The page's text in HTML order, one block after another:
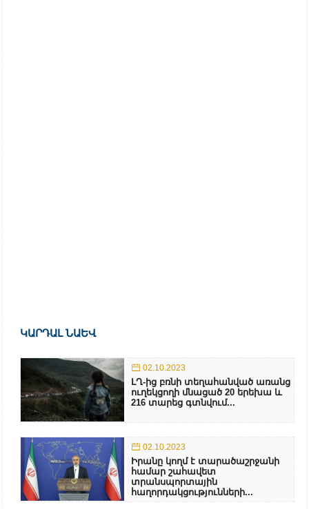
ԿԱՐԴԱԼ ՆԱԵՎ
02.10.2023
ԼՂ-ից բռնի տեղահանված առանց
ուղեկցողի մնացած 20 երեխա և
216 տարեց գտնվում...
02.10.2023
Իրանը կողմ է տարածաշրջանի
համար շահավետ
տրանսպորտային
հաղորդակցությունների...